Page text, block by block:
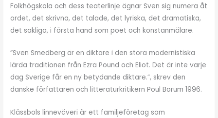
Folkhögskola och dess teaterlinje ägnar Sven sig numera åt
ordet, det skrivna, det talade, det lyriska, det dramatiska,
det sakliga, i första hand som poet och konstanmälare.
”Sven Smedberg är en diktare i den stora modernistiska
lärda traditionen från Ezra Pound och Eliot. Det är inte varje
dag Sverige får en ny betydande diktare.”, skrev den
danske författaren och litteraturkritikern Poul Borum 1996.
Klässbols linneväveri är ett familjeföretag som